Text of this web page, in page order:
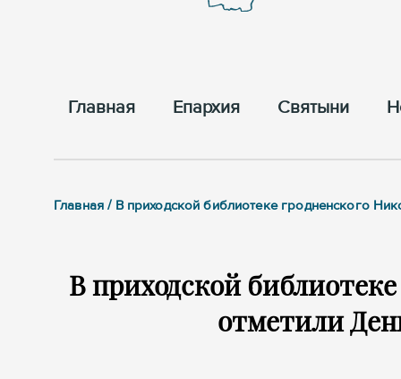
Главная Епархия Cвятыни
Главная / В приходской библиотеке гродненского
В приходской
отметили